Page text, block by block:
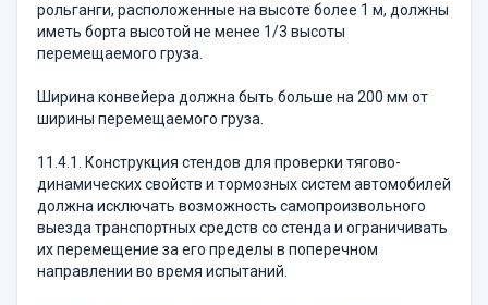
рольганги, расположенные на высоте более 1 м, должны
иметь борта высотой не менее 1/3 высоты
перемещаемого груза.
Ширина конвейера должна быть больше на 200 мм от
ширины перемещаемого груза.
11.4.1. Конструкция стендов для проверки тягово-
динамических свойств и тормозных систем авто­мобилей
должна исключать возможность самопроиз­вольного
выезда транспортных средств со стенда и ограничивать
их перемещение за его пределы в попе­речном
направлении во время испытаний.